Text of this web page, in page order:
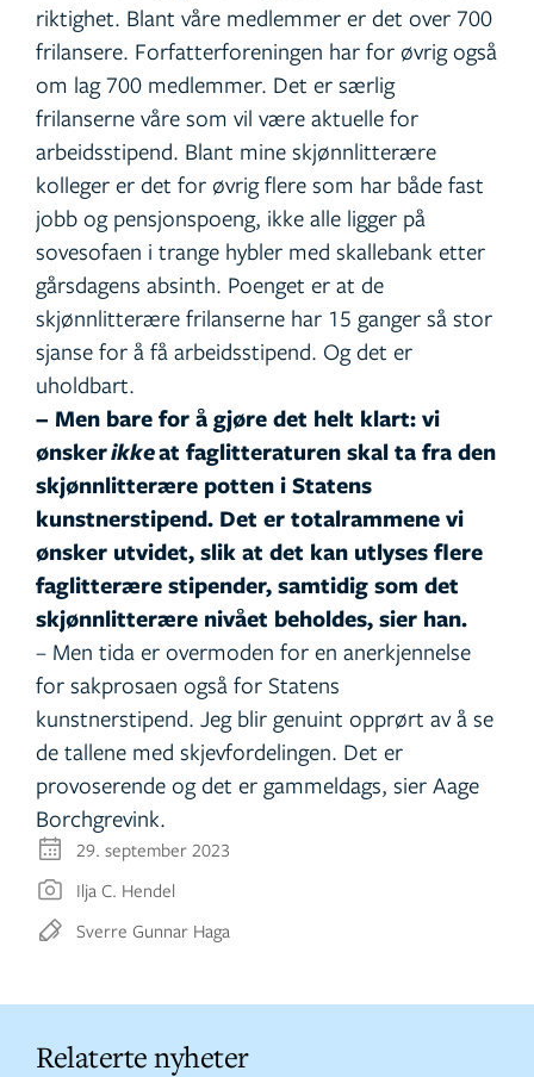
29. september 2023
Ilja C. Hendel
Sverre Gunnar Haga
riktighet. Blant våre medlemmer er det over 700
frilansere. Forfatterforeningen har for øvrig også
om lag 700 medlemmer. Det er særlig
frilanserne våre som vil være aktuelle for
arbeidsstipend. Blant mine skjønnlitterære
kolleger er det for øvrig flere som har både fast
jobb og pensjonspoeng, ikke alle ligger på
sovesofaen i trange hybler med skallebank etter
gårsdagens absinth. Poenget er at de
skjønnlitterære frilanserne har 15 ganger så stor
sjanse for å få arbeidsstipend. Og det er
uholdbart.
– Men bare for å gjøre det helt klart: vi
ønskerikkeat faglitteraturen skal ta fra den
skjønnlitterære potten i Statens
kunstnerstipend. Det er totalrammene vi
ønsker utvidet, slik at det kan utlyses flere
faglitterære stipender, samtidig som det
skjønnlitterære nivået beholdes, sier han.
– Men tida er overmoden for en anerkjennelse
for sakprosaen også for Statens
kunstnerstipend. Jeg blir genuint opprørt av å se
de tallene med skjevfordelingen. Det er
provoserende og det er gammeldags, sier Aage
Borchgrevink.
Relaterte nyheter